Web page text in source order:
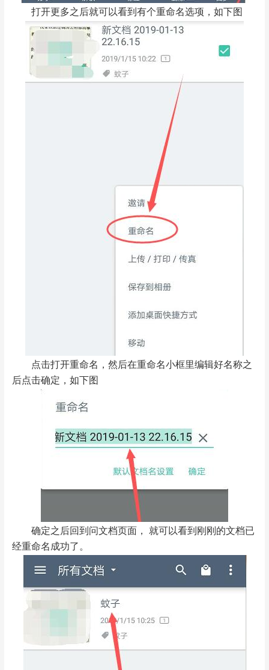
打开更多之后就可以看到有个重命名选项，如下图
点击打开重命名，然后在重命名小框里编辑好名称之
后点击确定，如下图
确定之后回到问文档页面， 就可以看到刚刚的文档已
经重命名成功了。